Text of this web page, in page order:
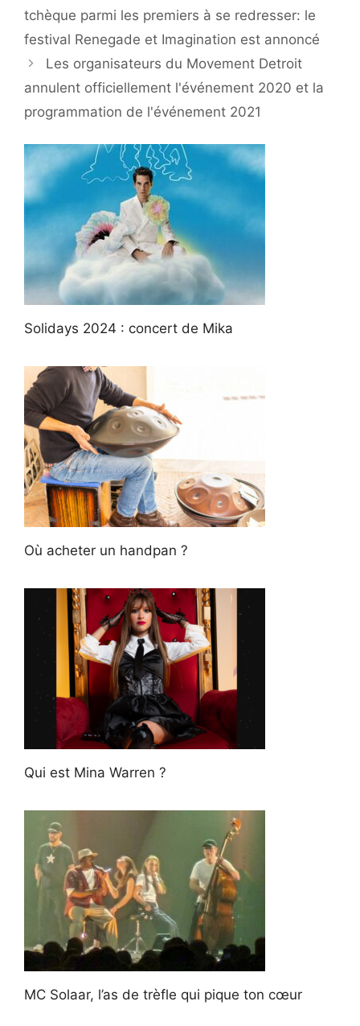
tchèque parmi les premiers à se redresser: le
festival Renegade et Imagination est annoncé
Les organisateurs du Movement Detroit
annulent officiellement l'événement 2020 et la
programmation de l'événement 2021
Solidays 2024 : concert de Mika
Où acheter un handpan ?
Qui est Mina Warren ?
MC Solaar, l’as de trèfle qui pique ton cœur